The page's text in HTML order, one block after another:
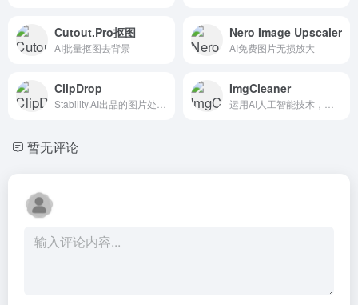
Cutout.Pro抠图
AI批量抠图去背景
Nero Image Upscaler
AI免费图片无损放大
ClipDrop ImgCleaner
暂无评论